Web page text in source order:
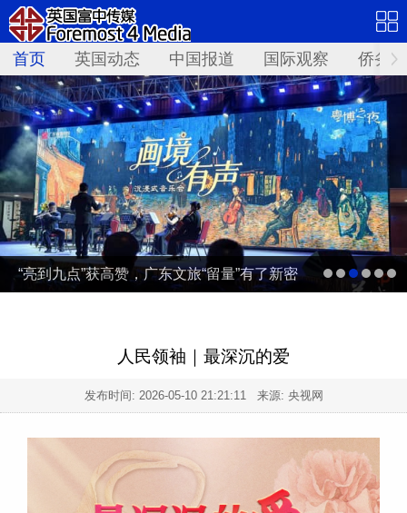
首页 英国动态 中国报道 国际观察 侨务
“亮到九点”获高赞，广东文旅“留量”有了新密
人民领袖｜最深沉的爱
发布时间: 2026-05-10 21:21:11 来源: 央视网